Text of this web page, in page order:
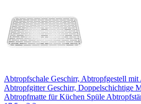
Abtropfschale Geschirr, Abtropfgestell mit
Abtropfgitter Geschirr, Doppelschichtige
Abtropfmatte für Küchen Spüle